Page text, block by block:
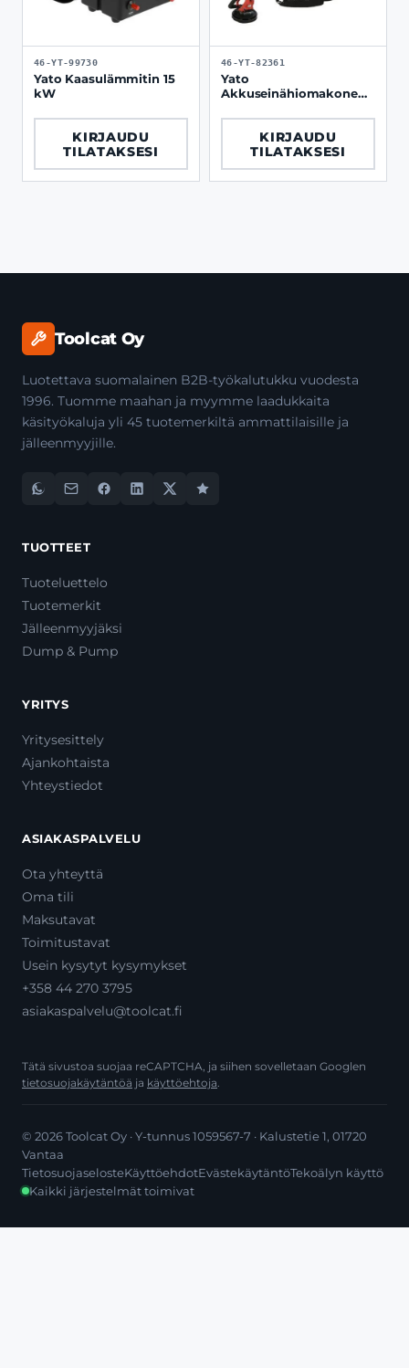
46-YT-99730
Yato Kaasulämmitin 15
kW
KIRJAUDU
TILATAKSESI
46-YT-82361
Yato
Akkuseinähiomakone
KIRJAUDU
TILATAKSESI
Toolcat Oy
Luotettava suomalainen B2B-työkalutukku vuodesta
1996. Tuomme maahan ja myymme laadukkaita
käsityökaluja yli 45 tuotemerkiltä ammattilaisille ja
jälleenmyyjille.
TUOTTEET
Tuoteluettelo
Tuotemerkit
Jälleenmyyjäksi
Dump & Pump
YRITYS
Yritysesittely
Ajankohtaista
Yhteystiedot
ASIAKASPALVELU
Ota yhteyttä
Oma tili
Maksutavat
Toimitustavat
Usein kysytyt kysymykset
+358 44 270 3795
asiakaspalvelu@toolcat.fi
Tätä sivustoa suojaa reCAPTCHA, ja siihen sovelletaan Googlen
tietosuojakäytäntöä ja käyttöehtoja.
© 2026 Toolcat Oy · Y-tunnus 1059567-7 · Kalustetie 1, 01720
Vantaa
TietosuojaselosteKäyttöehdotEvästekäytäntöTekoälyn käyttö
Kaikki järjestelmät toimivat